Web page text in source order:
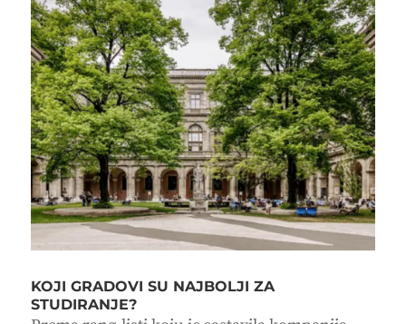
KOJI GRADOVI SU NAJBOLJI ZA
STUDIRANJE?